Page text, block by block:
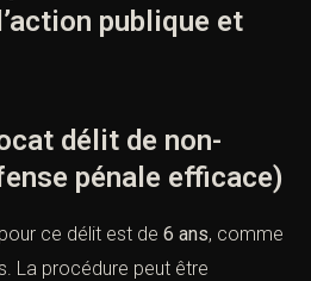
publique et
délit de non-
pénale efficace)
ce délit est de 6 ans, comme
La procédure peut être